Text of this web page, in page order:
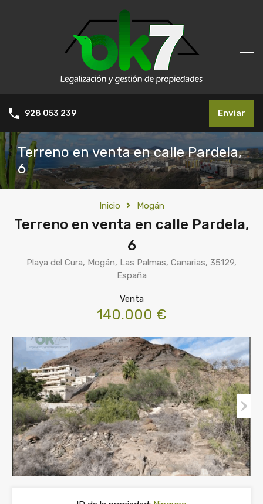
928 053 239 Enviar
Terreno en venta en calle Pardela,
6
Inicio Mogán
Terreno en venta en calle Pardela,
6
Playa del Cura, Mogán, Las Palmas, Canarias, 35129,
España
Venta
140.000 €